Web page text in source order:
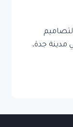
مقدمة في مدينة جدة،